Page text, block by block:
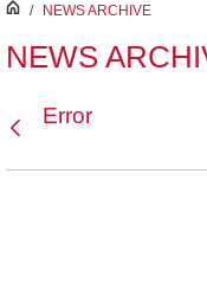
inici
/ NEWS ARCHIVE
NEWS
Error